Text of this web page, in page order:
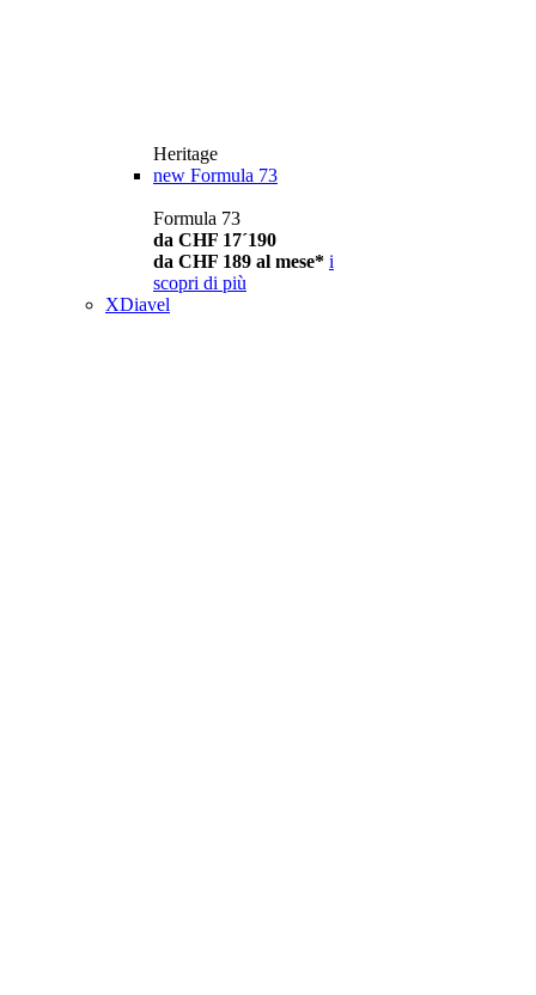
Heritage
new Formula 73
Formula 73
da CHF 17´190
da CHF 189 al mese* i
scopri di più
XDiavel